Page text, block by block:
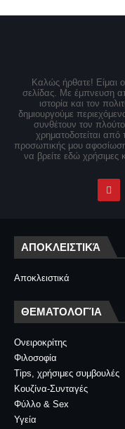
Καλώς ήρθατε! Είμαι
σελίδας. Με έμπνευση
ιστορία και τον
δημιουργούμε
συνθέτουν τον
χρηματοδοτείται
προσωπικής μου
να βρείτε εδώ χρήσιμες
ΑΠΟΚΛΕΙΣΤΙΚΆ
Αποκλειστικά
ΘΕΜΑΤΟΛΟΓΊΑ
Ονειροκρίτης
Φιλοσοφία
Tips, χρήσιμες συμβουλές
Κουζίνα-Συνταγές
Φύλλο & Sex
Υγεία